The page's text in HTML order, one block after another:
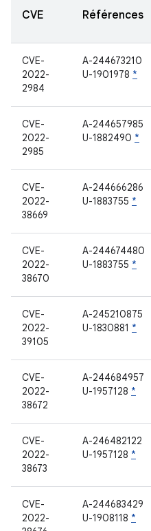
CVE Références
CVE-
2022-
2984
A-244673210
U-1901978 *
CVE-
2022-
2985
A-244657985
U-1882490 *
CVE-
2022-
38669
A-244666286
U-1883755 *
CVE-
2022-
38670
A-244674480
U-1883755 *
CVE-
2022-
39105
A-245210875
U-1830881 *
CVE-
2022-
38672
A-244684957
U-1957128 *
CVE-
2022-
38673
A-246482122
U-1957128 *
CVE-
2022-
A-244683429
U-1908118 *